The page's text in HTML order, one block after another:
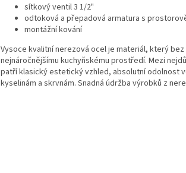
sítkový ventil 3 1/2"
odtoková a přepadová armatura s
montážní kování
Vysoce kvalitní nerezová ocel je materiál, který
nejnáročnějšímu kuchyňskému prostředí. Mezi
patří klasický estetický vzhled, absolutní odolnost
kyselinám a skrvnám. Snadná údržba výrobků z